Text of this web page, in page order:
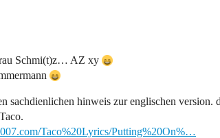
Schmi(t)z… AZ xy
sachdienlichen hinweis zur englischen version.
Taco%20Lyrics/Putting%20On%…